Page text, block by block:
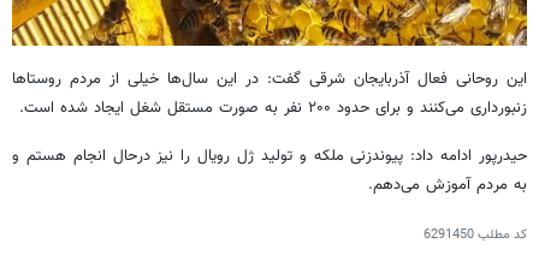
این روحانی فعال آذربایجان شرقی گفت: در این سال‌ها خیلی از مردم روستاها
زنبورداری می‌کنند و برای حدود ۲۰۰ نفر به صورت مستقل شغل ایجاد شده است.
حیدرپور ادامه داد: پیوندزنی ملکه و تولید ژل رویال را نیز درحال انجام هستم و
به مردم آموزش می‌دهم.
کد مطلب6291450